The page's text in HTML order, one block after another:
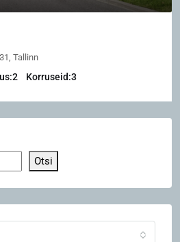
Tallinn
2 Korruseid:3
Otsi